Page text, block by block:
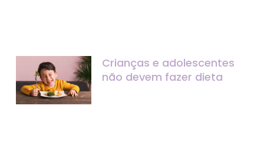
Crianças e adolescentes
não devem fazer dieta